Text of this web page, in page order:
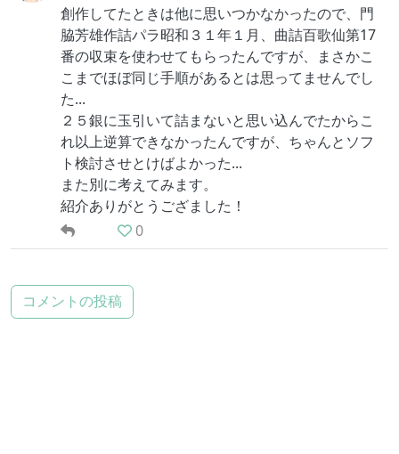
創作してたときは他に思いつかなかったので、門
脇芳雄作詰パラ昭和３１年１月、曲詰百歌仙第17
番の収束を使わせてもらったんですが、まさかこ
こまでほぼ同じ手順があるとは思ってませんでし
た...
２５銀に玉引いて詰まないと思い込んでたからこ
れ以上逆算できなかったんですが、ちゃんとソフ
ト検討させとけばよかった...
また別に考えてみます。
紹介ありがとうござました！
0
コメントの投稿